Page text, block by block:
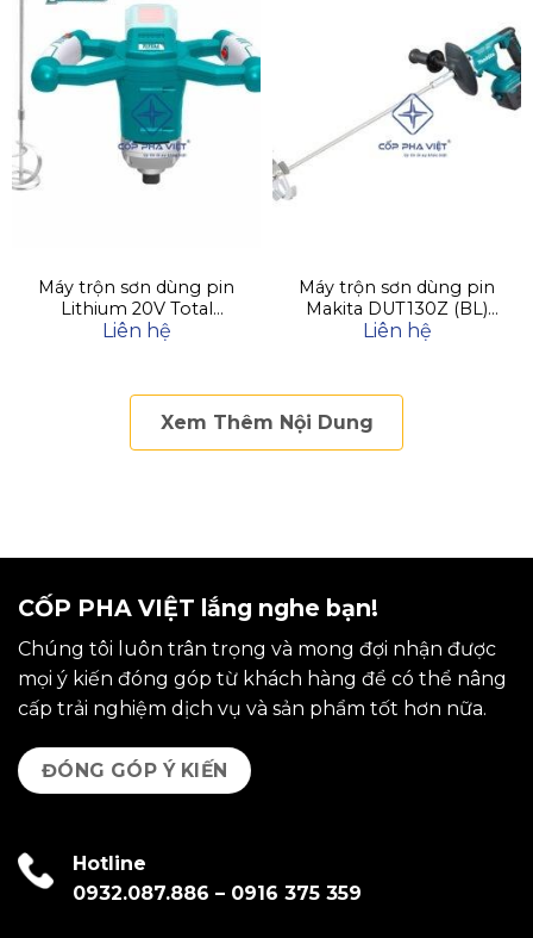
Máy trộn sơn dùng pin
Lithium 20V Total
TMXLI2001 (Chưa Pin &
Liên hệ
Máy trộn sơn dùng pin
Makita DUT130Z (BL)
(18V)
Liên hệ
Xem Thêm Nội Dung
CỐP PHA VIỆT lắng nghe bạn!
Chúng tôi luôn trân trọng và mong đợi nhận được
mọi ý kiến đóng góp từ khách hàng để có thể nâng
cấp trải nghiệm dịch vụ và sản phẩm tốt hơn nữa.
ĐÓNG GÓP Ý KIẾN
Hotline
0932.087.886 – 0916 375 359